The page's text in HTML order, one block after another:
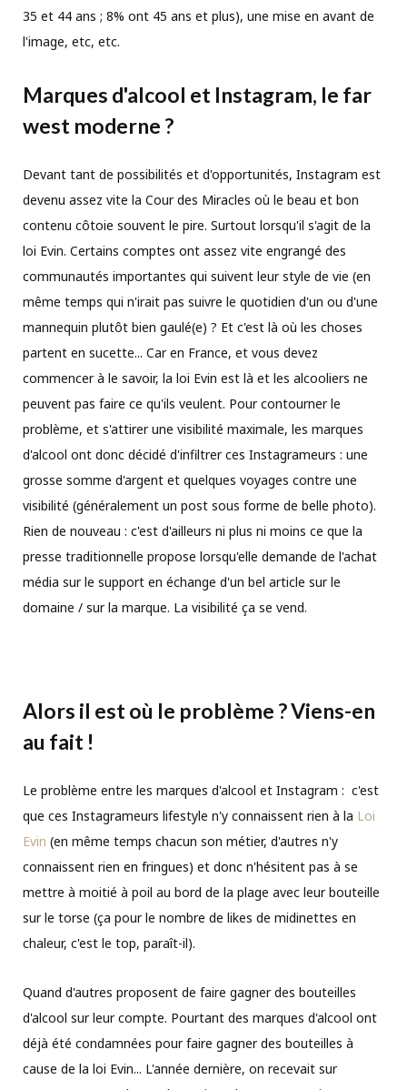
35 et 44 ans ; 8% ont 45 ans et plus), une mise en avant de
l'image, etc, etc.
Marques d'alcool et Instagram, le far
west moderne ?
Devant tant de possibilités et d'opportunités, Instagram est
devenu assez vite la Cour des Miracles où le beau et bon
contenu côtoie souvent le pire. Surtout lorsqu'il s'agit de la
loi Evin. Certains comptes ont assez vite engrangé des
communautés importantes qui suivent leur style de vie (en
même temps qui n'irait pas suivre le quotidien d'un ou d'une
mannequin plutôt bien gaulé(e) ? Et c'est là où les choses
partent en sucette... Car en France, et vous devez
commencer à le savoir, la loi Evin est là et les alcooliers ne
peuvent pas faire ce qu'ils veulent. Pour contourner le
problème, et s'attirer une visibilité maximale, les marques
d'alcool ont donc décidé d'infiltrer ces Instagrameurs : une
grosse somme d'argent et quelques voyages contre une
visibilité (généralement un post sous forme de belle photo).
Rien de nouveau : c'est d'ailleurs ni plus ni moins ce que la
presse traditionnelle propose lorsqu'elle demande de l'achat
média sur le support en échange d'un bel article sur le
domaine / sur la marque. La visibilité ça se vend.
Alors il est où le problème ? Viens-en
au fait !
Le problème entre les marques d'alcool et Instagram : c'est
que ces Instagrameurs lifestyle n'y connaissent rien à la Loi
Evin (en même temps chacun son métier, d'autres n'y
connaissent rien en fringues) et donc n'hésitent pas à se
mettre à moitié à poil au bord de la plage avec leur bouteille
sur le torse (ça pour le nombre de likes de midinettes en
chaleur, c'est le top, paraît-il).
Quand d'autres proposent de faire gagner des bouteilles
d'alcool sur leur compte. Pourtant des marques d'alcool ont
déjà été condamnées pour faire gagner des bouteilles à
cause de la loi Evin... L'année dernière, on recevait sur